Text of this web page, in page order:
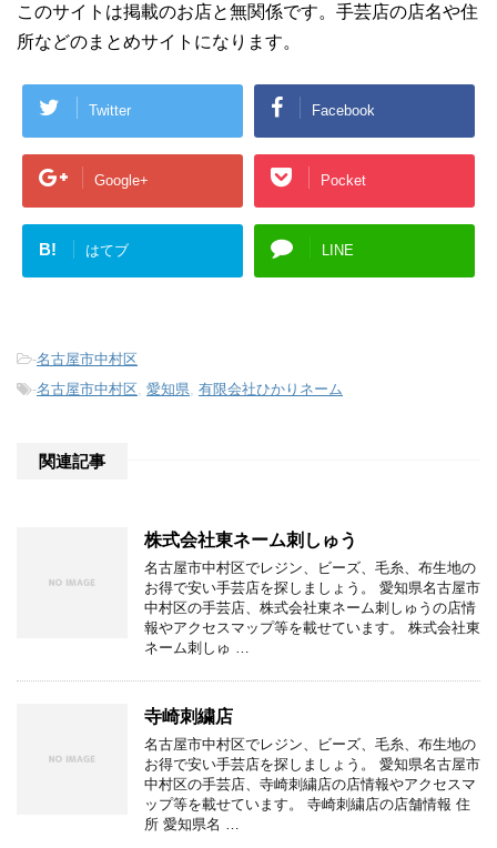
このサイトは掲載のお店と無関係です。手芸店の店名や住
所などのまとめサイトになります。
Twitter Facebook
Google+ Pocket
B! はてブ LINE
-名古屋市中村区
-名古屋市中村区 愛知県 有限会社ひかりネーム
関連記事
株式会社東ネーム刺しゅう
名古屋市中村区でレジン、ビーズ、毛糸、布生地の
お得で安い手芸店を探しましょう。 愛知県名古屋市
中村区の手芸店、株式会社東ネーム刺しゅうの店情
報やアクセスマップ等を載せています。 株式会社東
ネーム刺しゅ …
寺崎刺繍店
名古屋市中村区でレジン、ビーズ、毛糸、布生地の
お得で安い手芸店を探しましょう。 愛知県名古屋市
中村区の手芸店、寺崎刺繍店の店情報やアクセスマ
ップ等を載せています。 寺崎刺繍店の店舗情報 住
所 愛知県名 …